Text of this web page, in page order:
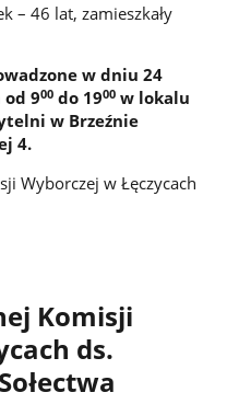
– 46 lat, zamieszkały
w dniu 24
900do 1900w lokalu
w Brzeźnie
4.
Wyborczej w Łęczycach
Komisji
ds.